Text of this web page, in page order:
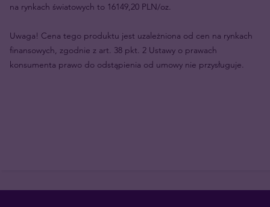
na rynkach światowych to 16149,20 PLN/oz.
Uwaga! Cena tego produktu jest uzależniona od cen na rynkach
finansowych, zgodnie z art. 38 pkt. 2 Ustawy o prawach
konsumenta prawo do odstąpienia od umowy nie przysługuje.